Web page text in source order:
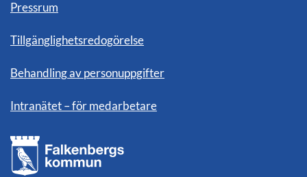
Pressrum
Tillgänglighetsredogörelse
Behandling av personuppgifter
Intranätet – för medarbetare